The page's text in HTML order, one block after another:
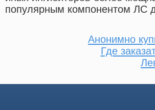
популярным компонентом ЛС
Анонимно
Где